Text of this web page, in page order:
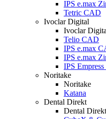
IPS e.max
Tetric CAD
Ivoclar Digital
Ivoclar
Telio CAD
IPS e.max
IPS e.max
IPS
Noritake
Noritake
Katana
Dental Direkt
Dental Direkt